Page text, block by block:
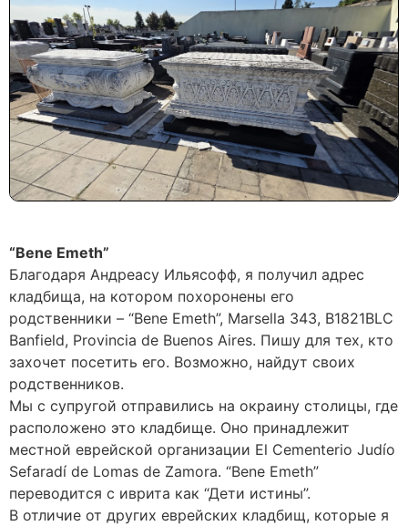
“Bene Emeth”
Благодаря Андреасу Ильясофф, я получил адрес
кладбища, на котором похоронены его
родственники – “Bene Emeth”, Marsella 343, B1821BLC
Banfield, Provincia de Buenos Aires. Пишу для тех, кто
захочет посетить его. Возможно, найдут своих
родственников.
Мы с супругой отправились на окраину столицы, где
расположено это кладбище. Оно принадлежит
местной еврейской организации El Cementerio Judío
Sefaradí de Lomas de Zamora. “Bene Emeth”
переводится с иврита как “Дети истины”.
В отличие от других еврейских кладбищ, которые я